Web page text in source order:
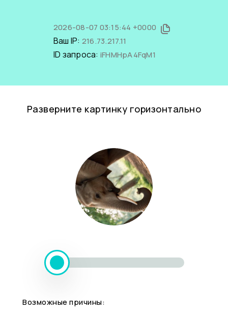
2026-08-07 03:15:44 +0000
Ваш IP: 216.73.217.11
ID запроса: iFHMHpA4FqM1
Разверните картинку горизонтально
Возможные причины: